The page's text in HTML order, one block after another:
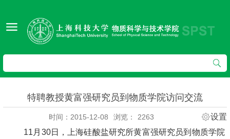
特聘教授黄富强研究员到物质学院访问交流
时间：2015-12-08 浏览： 2263
设置
11 月 30日， 上海硅酸盐研究所黄富强研究员到物质学院